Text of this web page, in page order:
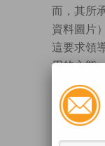
而，其所
資料圖片）
這要求領
用的心態
代理群主
的運行方
基於邏輯
隊專注於